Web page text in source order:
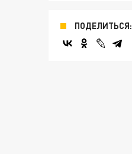
ПОДЕЛИТЬСЯ: